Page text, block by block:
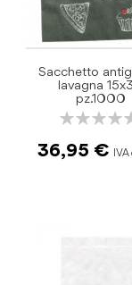
Sacchetto
lavagna
pz.1000
Rating:
36,95 €